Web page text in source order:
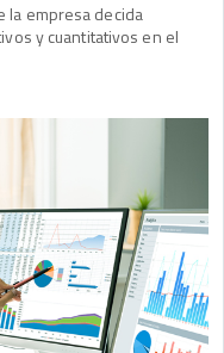
la empresa decida
y cuantitativos en el